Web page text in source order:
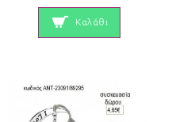
Καλάθι